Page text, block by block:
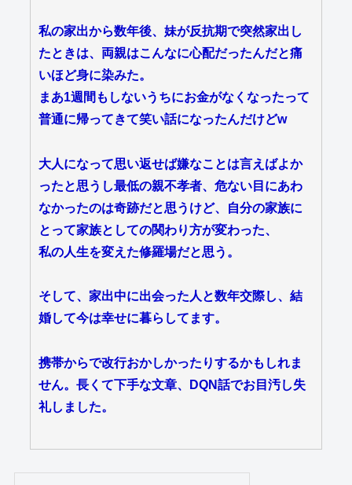
私の家出から数年後、妹が反抗期で突然家出し
たときは、両親はこんなに心配だったんだと痛
いほど身に染みた。
まあ1週間もしないうちにお金がなくなったって
普通に帰ってきて笑い話になったんだけどw
大人になって思い返せば嫌なことは言えばよか
ったと思うし最低の親不孝者、危ない目にあわ
なかったのは奇跡だと思うけど、自分の家族に
とって家族としての関わり方が変わった、
私の人生を変えた修羅場だと思う。
そして、家出中に出会った人と数年交際し、結
婚して今は幸せに暮らしてます。
携帯からで改行おかしかったりするかもしれま
せん。長くて下手な文章、DQN話でお目汚し失
礼しました。